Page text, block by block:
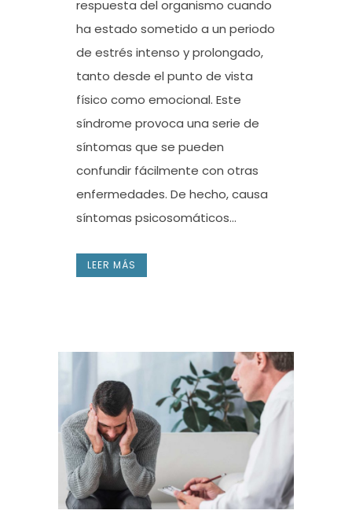
respuesta del organismo cuando
ha estado sometido a un periodo
de estrés intenso y prolongado,
tanto desde el punto de vista
físico como emocional. Este
síndrome provoca una serie de
síntomas que se pueden
confundir fácilmente con otras
enfermedades. De hecho, causa
síntomas psicosomáticos...
LEER MÁS